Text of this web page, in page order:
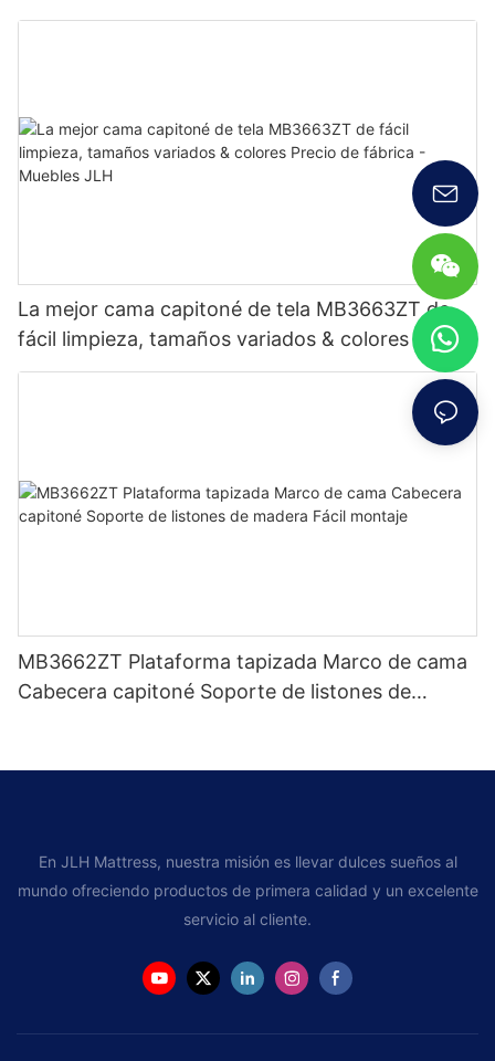
La mejor cama capitoné de tela MB3663ZT de
fácil limpieza, tamaños variados & colores Precio
de fábrica - Muebles JLH
MB3662ZT Plataforma tapizada Marco de cama
Cabecera capitoné Soporte de listones de
En JLH Mattress, nuestra misión es llevar dulces sueños al
mundo ofreciendo productos de primera calidad y un excelente
servicio al cliente.